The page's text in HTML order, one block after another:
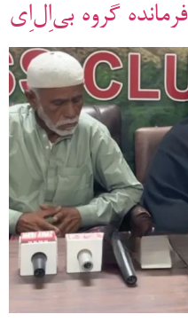
فرمانده گروه بی‌اِل‌اِی